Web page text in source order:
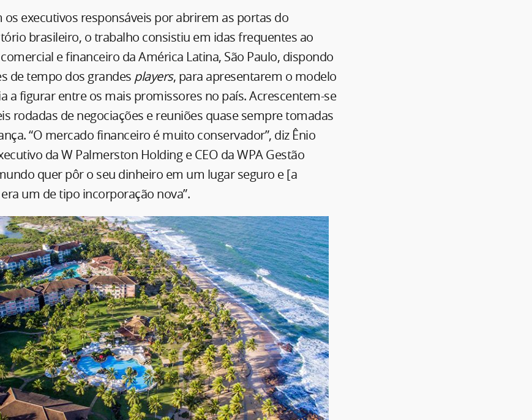
executivos responsáveis por abrirem as portas do
brasileiro, o trabalho consistiu em idas frequentes ao
e financeiro da América Latina, São Paulo, dispondo
de tempo dos grandes players, para apresentarem o modelo
a figurar entre os mais promissores no país. Acrescentem-se
rodadas de negociações e reuniões quase sempre tomadas
“O mercado financeiro é muito conservador”, diz Ênio
da W Palmerston Holding e CEO da WPA Gestão
quer pôr o seu dinheiro em um lugar seguro e [a
um de tipo incorporação nova”.